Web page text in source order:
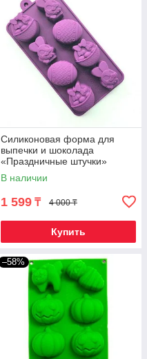
Силиконовая форма для
выпечки и шоколада
«Праздничные штучки»
(Пасхальный кролик)
В наличии
1 599 ₸ 4 000 ₸
Купить
–58%